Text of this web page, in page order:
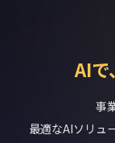
AIで
事
最適なAIソリュ